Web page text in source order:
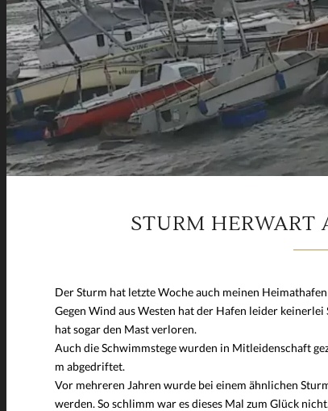
STURM HERWART
Der Sturm hat letzte Woche auch meinen
Gegen Wind aus Westen hat der Hafen leider
hat sogar den Mast verloren.
Auch die Schwimmstege wurden in Mitleidenschaft
m abgedriftet.
Vor mehreren Jahren wurde bei einem ähnlichen
werden. So schlimm war es dieses Mal zum Glück nicht.